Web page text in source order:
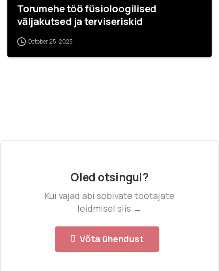
Torumehe töö füsioloogilised
väljakutsed ja terviseriskid
October 25, 2025
Oled otsingul?
Kui vajad abi sobivate töötajate
leidmisel siis →
Võta ühendust